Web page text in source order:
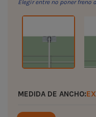
Elegir entre no poner freno
MEDIDA DE ANCHO: